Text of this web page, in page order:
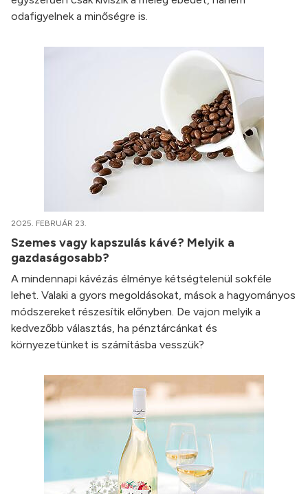
odafigyelnek a minőségre is.
2025. FEBRUÁR 23.
Szemes vagy kapszulás kávé? Melyik a
gazdaságosabb?
A mindennapi kávézás élménye kétségtelenül sokféle
lehet. Valaki a gyors megoldásokat, mások a hagyományos
módszereket részesítik előnyben. De vajon melyik a
kedvezőbb választás, ha pénztárcánkat és
környezetünket is számításba vesszük?